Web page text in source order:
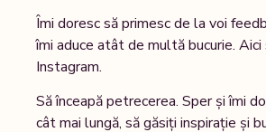
Îmi doresc să primesc de la voi
îmi aduce atât de multă bucurie. Aici
Instagram.
Să înceapă petrecerea. Sper și îmi
cât mai lungă, să găsiți inspirație și